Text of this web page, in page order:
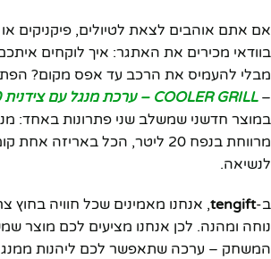
אם אתם אוהבים לצאת לטיולים, פיקניקים
בוודאי מכירים את האתגר: איך לוקחים
מבלי להעמיס את הרכב עד אפס מקום?
–COOLER GRILL – ערכת מנגל עם צידנית 20 ליטר
במוצר חדשני שמשלב שני פתרונות באחד: מנגל
מרווחת בנפח 20 ליטר, הכל באריזה
לנשיאה.
ב-tengift, אנחנו מאמינים שכל חוויה בחוץ
נוחה ומהנה. לכן אנחנו מציעים לכם מוצר
המשחק – ערכה שתאפשר לכם ליהנות